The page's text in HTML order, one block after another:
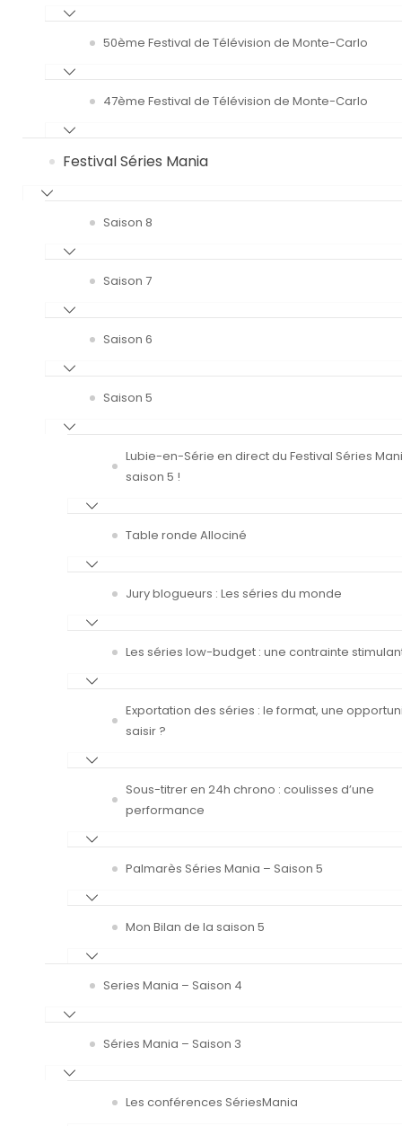
50ème Festival de Télévision de Monte-Carlo
47ème Festival de Télévision de Monte-Carlo
Festival Séries Mania
Saison 8
Saison 7
Saison 6
Saison 5
Lubie-en-Série en direct du Festival Séries
saison 5 !
Table ronde Allociné
Jury blogueurs : Les séries du monde
Les séries low-budget : une contrainte
Exportation des séries : le format, une
saisir ?
Sous-titrer en 24h chrono : coulisses d’une
performance
Palmarès Séries Mania – Saison 5
Mon Bilan de la saison 5
Series Mania – Saison 4
Séries Mania – Saison 3
Les conférences SériesMania